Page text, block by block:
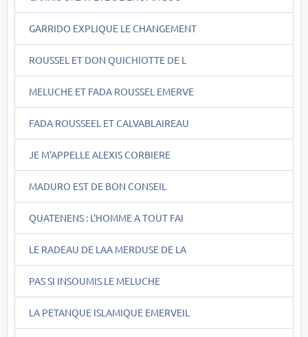
GARRIDO EXPLIQUE LE CHANGEMENT
ROUSSEL ET DON QUICHIOTTE DE L
MELUCHE ET FADA ROUSSEL EMERVE
FADA ROUSSEEL ET CALVABLAIREAU
JE M'APPELLE ALEXIS CORBIERE
MADURO EST DE BON CONSEIL
QUATENENS : L'HOMME A TOUT FAI
LE RADEAU DE LAA MERDUSE DE LA
PAS SI INSOUMIS LE MELUCHE
LA PETANQUE ISLAMIQUE EMERVEIL